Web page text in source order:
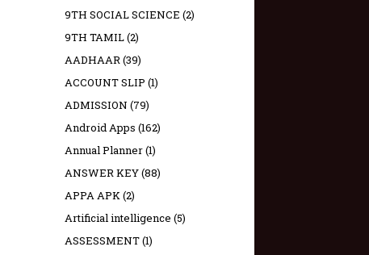
9TH SOCIAL SCIENCE (2)
9TH TAMIL(2)
AADHAAR(39)
ACCOUNT SLIP (1)
ADMISSION (79)
Android Apps (162)
Annual Planner(1)
ANSWER KEY(88)
APPA APK(2)
Artificial intelligence (5)
ASSESSMENT(1)